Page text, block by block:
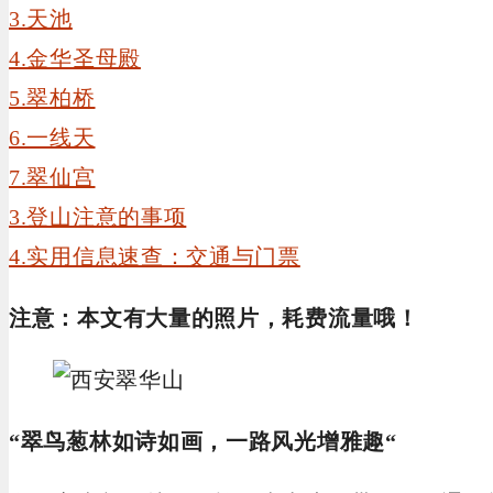
3.天池
4.金华圣母殿
5.翠柏桥
6.一线天
7.翠仙宫
3.登山注意的事项
4.实用信息速查：交通与门票
注意：本文有大量的照片，耗费流量哦！
“翠鸟葱林如诗如画，一路风光增雅趣“